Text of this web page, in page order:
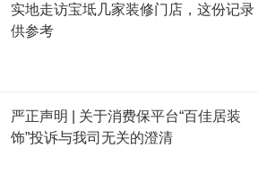
实地走访宝坻几家装修门店，这份记录
供参考
严正声明 | 关于消费保平台“百佳居装
饰”投诉与我司无关的澄清